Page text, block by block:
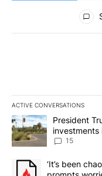
All Comments
ACTIVE CONVERSATIONS
The following is a list
A trending article titled
President
investments
15
A trending article
‘It’s been